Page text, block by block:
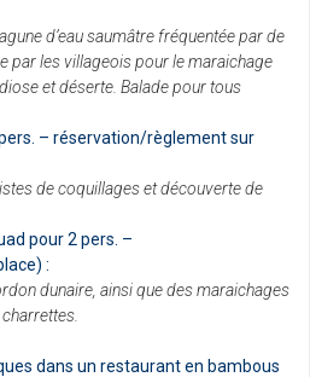
d’eau saumâtre fréquentée par de
par les villageois pour le maraichage
et déserte. Balade pour tous
– réservation/règlement sur
de coquillages et découverte de
pour 2 pers. –
:
dunaire, ainsi que des maraichages
dans un restaurant en bambous